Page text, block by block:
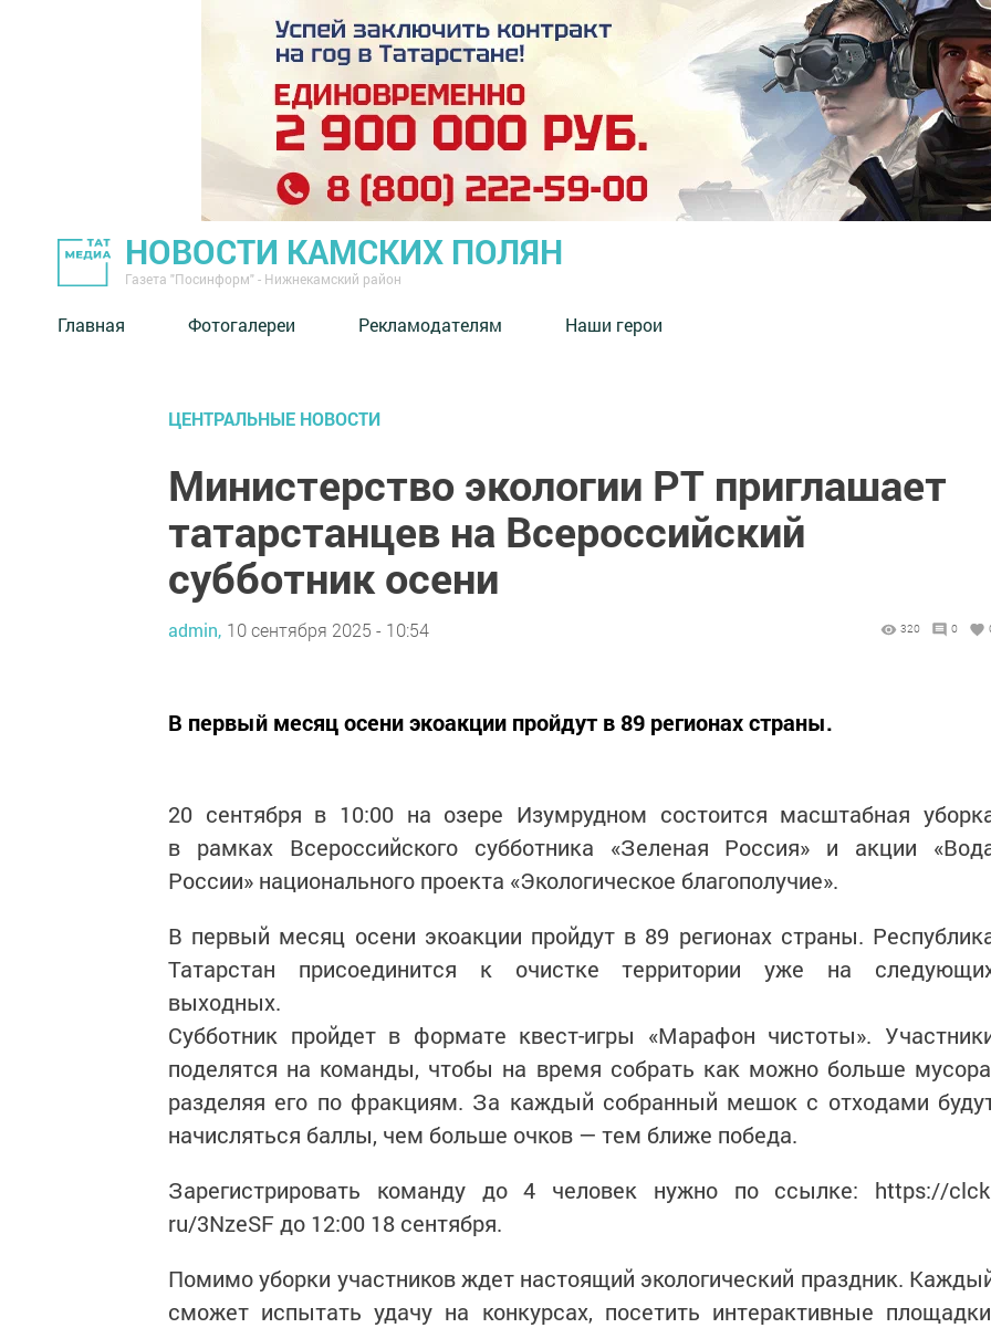
НОВОСТИ КАМСКИХ ПОЛЯН
Газета "Посинформ" - Нижнекамский район
Главная Фотогалереи Рекламодателям Наши герои
ЦЕНТРАЛЬНЫЕ НОВОСТИ
Министерство экологии РТ приглашает
татарстанцев на Всероссийский
субботник осени
admin, 10 сентября 2025 - 10:54 320 0
В первый месяц осени экоакции пройдут в 89 регионах страны.
20 сентября в 10:00 на озере Изумрудном состоится масштабная
в рамках Всероссийского субботника «Зеленая Россия» и акции
России» национального проекта «Экологическое благополучие».
В первый месяц осени экоакции пройдут в 89 регионах страны.
Татарстан присоединится к очистке территории уже на
выходных.
Субботник пройдет в формате квест-игры «Марафон чистоты».
поделятся на команды, чтобы на время собрать как можно больше
разделяя его по фракциям. За каждый собранный мешок с отходами
начисляться баллы, чем больше очков — тем ближе победа.
Зарегистрировать команду до 4 человек нужно по ссылке: https://
ru/3NzeSF до 12:00 18 сентября.
Помимо уборки участников ждет настоящий экологический праздник.
сможет испытать удачу на конкурсах, посетить интерактивные